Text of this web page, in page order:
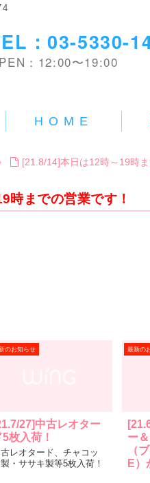
：03-5330-
：12:00〜19:00
HOME
[21.8/14]本日は12時～19時ま
時までの営業です！
のお知らせ
27]中古レオター
5枚入荷！
レオタード、チャコッ
製・ササキ製等5枚入荷！
最新の
ー
（
E）